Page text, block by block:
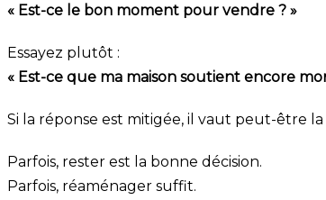
« Est-ce le bon moment pour vendre ? »
Essayez plutôt :
« Est-ce que ma maison soutient encore
Si la réponse est mitigée, il vaut peut-être la
Parfois, rester est la bonne décision.
Parfois, réaménager suffit.